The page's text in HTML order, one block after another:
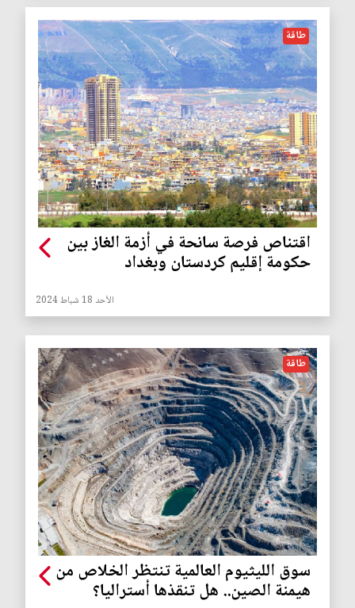
طاقة
اقتناص فرصة سانحة في أزمة الغاز بين
حكومة إقليم كردستان وبغداد
الأحد 18 شباط 2024
طاقة
سوق الليثيوم العالمية تنتظر الخلاص من
هيمنة الصين.. هل تنقذها أستراليا؟